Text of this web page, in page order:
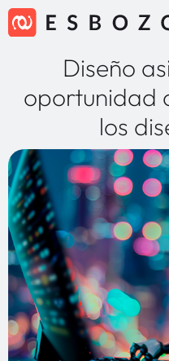
Diseño
oportunidad
los